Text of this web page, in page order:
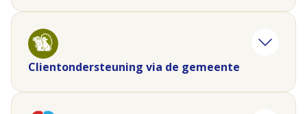
Clientondersteuning via de gemeente